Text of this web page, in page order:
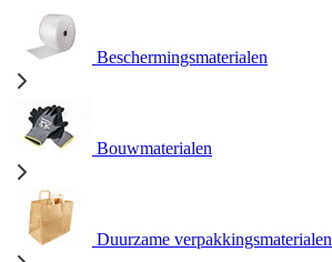
Beschermingsmaterialen
Bouwmaterialen
Duurzame verpakkingsmaterialen